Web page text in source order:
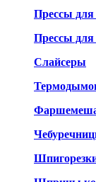
Прессы для
Прессы для
Слайсеры